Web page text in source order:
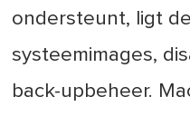
ondersteunt, ligt
systeemimages,
back-upbeheer.